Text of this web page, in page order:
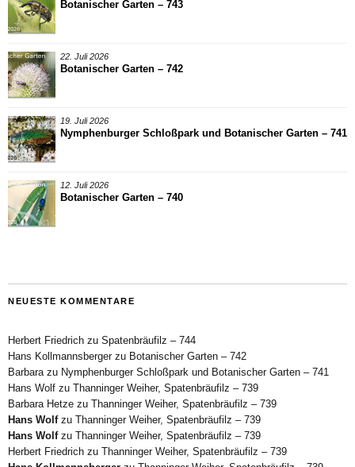
Botanischer Garten – 743
22. Juli 2026
Botanischer Garten – 742
19. Juli 2026
Nymphenburger Schloßpark und Botanischer Garten – 741
12. Juli 2026
Botanischer Garten – 740
NEUESTE KOMMENTARE
Herbert Friedrich zu Spatenbräufilz – 744
Hans Kollmannsbergerzu Botanischer Garten – 742
Barbara zu Nymphenburger Schloßpark und Botanischer Garten – 741
Hans Wolf zu Thanninger Weiher, Spatenbräufilz – 739
Barbara Hetze zu Thanninger Weiher, Spatenbräufilz – 739
Hans Wolfzu Thanninger Weiher, Spatenbräufilz – 739
Hans Wolfzu Thanninger Weiher, Spatenbräufilz – 739
Herbert Friedrich zu Thanninger Weiher, Spatenbräufilz – 739